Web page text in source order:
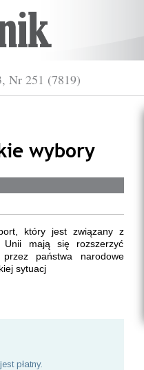
Nr 251 (7819)
wybory
który jest związany z
Unii mają się rozszerzyć
państwa narodowe
sytuacj
płatny.